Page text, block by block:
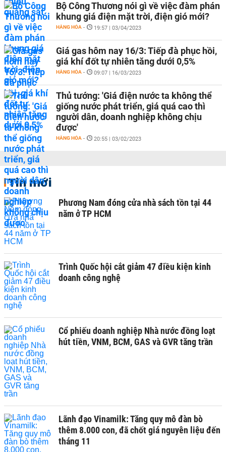
Bộ Công Thương nói gì về việc đàm phán
khung giá điện mặt trời, điện gió mới?
HÀNG HÓA - 19:57 | 03/04/2023
Giá gas hôm nay 16/3: Tiếp đà phục hồi,
giá khí đốt tự nhiên tăng dưới 0,5%
HÀNG HÓA - 09:07 | 16/03/2023
Thủ tướng: 'Giá điện nước ta không thể
giống nước phát triển, giá quá cao thì
người dân, doanh nghiệp không chịu
được'
HÀNG HÓA - 20:55 | 03/02/2023
Tin mới
Phương Nam đóng cửa nhà sách tồn tại 44
năm ở TP HCM
Trình Quốc hội cắt giảm 47 điều kiện kinh
doanh công nghệ
Cổ phiếu doanh nghiệp Nhà nước đồng loạt
hút tiền, VNM, BCM, GAS và GVR tăng trần
Lãnh đạo Vinamilk: Tăng quy mô đàn bò
thêm 8.000 con, đã chốt giá nguyên liệu đến
tháng 11